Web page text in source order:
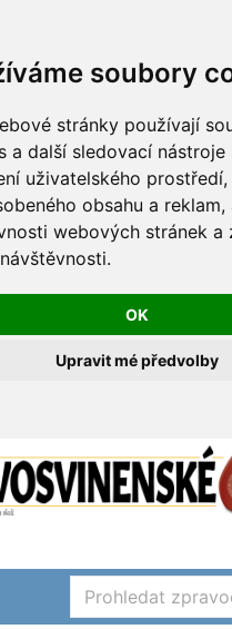
soubory
stránky používají
a další sledovací nástroje
uživatelského
obsahu a reklam,
webových stránek a
OK
Upravit mé předvolby
nabídku